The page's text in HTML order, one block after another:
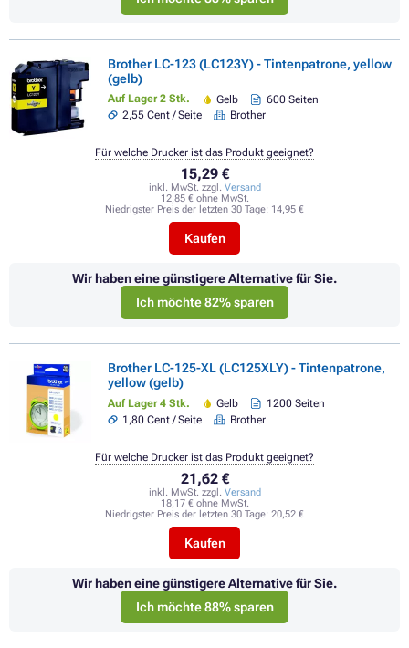
Brother LC-123 (LC123Y) - Tintenpatrone, yellow
(gelb)
Auf Lager 2 Stk. Gelb
600 Seiten
2,55 Cent / Seite
Brother
15,29 €
inkl. MwSt. zzgl. Versand
12,85 € ohne MwSt.
Niedrigster Preis der letzten 30 Tage: 14,95 €
Kaufen
Für welche Drucker ist das Produkt geeignet?
Wir haben eine günstigere Alternative für Sie.
Ich möchte 82% sparen
Brother LC-125-XL (LC125XLY) - Tintenpatrone,
yellow (gelb)
Auf Lager 4 Stk. Gelb
1200 Seiten
1,80 Cent / Seite
Brother
21,62 €
inkl. MwSt. zzgl. Versand
18,17 € ohne MwSt.
Niedrigster Preis der letzten 30 Tage: 20,52 €
Kaufen
Für welche Drucker ist das Produkt geeignet?
Wir haben eine günstigere Alternative für Sie.
Ich möchte 88% sparen